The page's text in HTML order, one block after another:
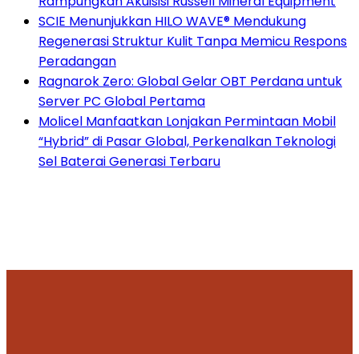
SCIE Menunjukkan HILO WAVE® Mendukung
Regenerasi Struktur Kulit Tanpa Memicu Respons
Peradangan
Ragnarok Zero: Global Gelar OBT Perdana untuk
Server PC Global Pertama
Molicel Manfaatkan Lonjakan Permintaan Mobil
“Hybrid” di Pasar Global, Perkenalkan Teknologi
Sel Baterai Generasi Terbaru